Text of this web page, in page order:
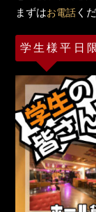
まずはお電話 く
学生様平日